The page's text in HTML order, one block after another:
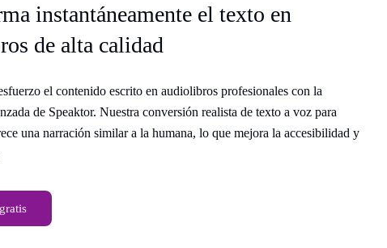
instantáneamente el texto en
de alta calidad
el contenido escrito en audiolibros profesionales con la
de Speaktor. Nuestra conversión realista de texto a voz para
una narración similar a la humana, lo que mejora la accesibilidad y